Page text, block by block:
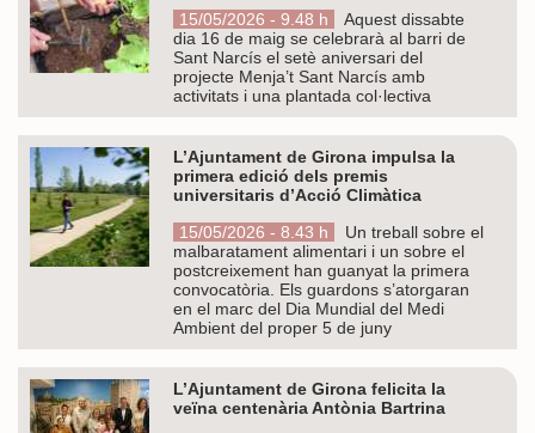
15/05/2026 - 9.48 h
Aquest dissabte
dia 16 de maig se celebrarà al barri de
Sant Narcís el setè aniversari del
projecte Menja’t Sant Narcís amb
activitats i una plantada col·lectiva
L’Ajuntament de Girona impulsa la
primera edició dels premis
universitaris d’Acció Climàtica
15/05/2026 - 8.43 h
Un treball sobre el
malbaratament alimentari i un sobre el
postcreixement han guanyat la primera
convocatòria. Els guardons s’atorgaran
en el marc del Dia Mundial del Medi
Ambient del proper 5 de juny
L’Ajuntament de Girona felicita la
veïna centenària Antònia Bartrina